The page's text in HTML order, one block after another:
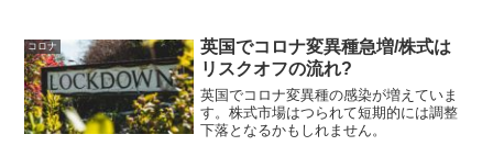
コロナ
英国でコロナ変異種急増/株式は
リスクオフの流れ?
英国でコロナ変異種の感染が増えていま
す。株式市場はつられて短期的には調整
下落となるかもしれません。